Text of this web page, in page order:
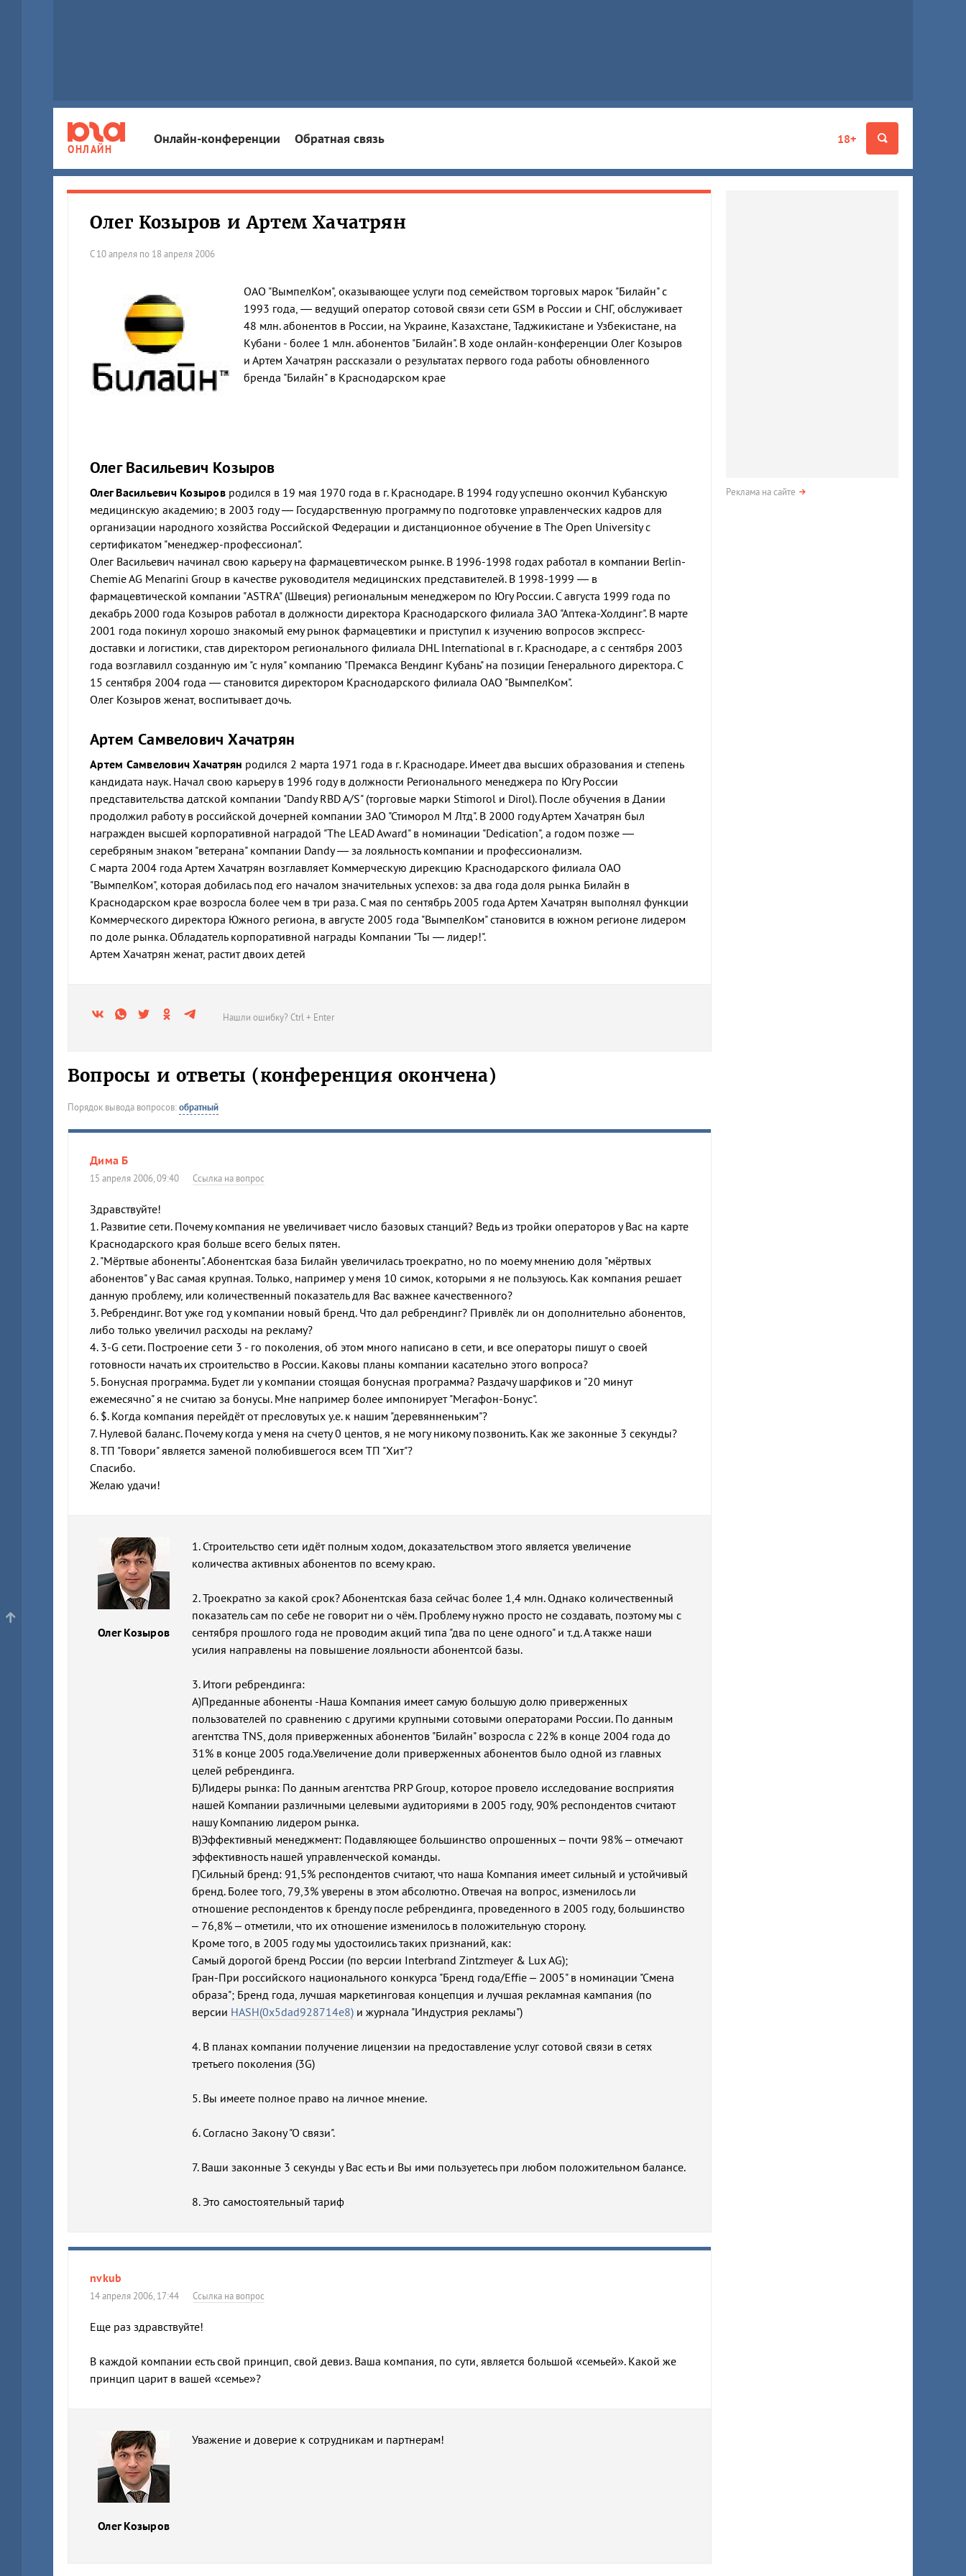
ОНЛАЙН
18+
Онлайн-конференции Обратная связь
Олег Козыров и Артем Хачатрян
С 10 апреля по 18 апреля 2006
ОАО "ВымпелКом", оказывающее услуги под семейством торговых марок "Билайн" с
1993 года, — ведущий оператор сотовой связи сети GSM в России и СНГ, обслуживает
48 млн. абонентов в России, на Украине, Казахстане, Таджикистане и Узбекистане, на
Кубани - более 1 млн. абонентов "Билайн". В ходе онлайн-конференции Олег Козыров
и Артем Хачатрян рассказали о результатах первого года работы обновленного
бренда "Билайн" в Краснодарском крае
Олег Васильевич Козыров
Олег Васильевич Козыровродился в 19 мая 1970 года в г. Краснодаре. В 1994 году успешно окончил Кубанскую
медицинскую академию; в 2003 году — Государственную программу по подготовке управленческих кадров для
организации народного хозяйства Российской Федерации и дистанционное обучение в The Open University с
сертификатом "менеджер-профессионал".
Олег Васильевич начинал свою карьеру на фармацевтическом рынке. В 1996-1998 годах работал в компании Berlin-
Chemie AG Menarini Group в качестве руководителя медицинских представителей. В 1998-1999 — в
фармацевтической компании "ASTRA" (Швеция) региональным менеджером по Югу России. С августа 1999 года по
декабрь 2000 года Козыров работал в должности директора Краснодарского филиала ЗАО "Аптека-Холдинг". В марте
2001 года покинул хорошо знакомый ему рынок фармацевтики и приступил к изучению вопросов экспресс-
доставки и логистики, став директором регионального филиала DHL International в г. Краснодаре, а с сентября 2003
года возглавилл созданную им "с нуля" компанию "Премакса Вендинг Кубань" на позиции Генерального директора. С
15 сентября 2004 года — становится директором Краснодарского филиала ОАО "ВымпелКом".
Олег Козыров женат, воспитывает дочь.
Артем Самвелович Хачатрян
Артем Самвелович Хачатрян родился 2 марта 1971 года в г. Краснодаре. Имеет два высших образования и степень
кандидата наук. Начал свою карьеру в 1996 году в должности Регионального менеджера по Югу России
представительства датской компании "Dandy RBD A/S" (торговые марки Stimorol и Dirol). После обучения в Дании
продолжил работу в российской дочерней компании ЗАО "Стиморол М Лтд". В 2000 году Артем Хачатрян был
награжден высшей корпоративной наградой "The LEAD Award" в номинации "Dedication", а годом позже —
серебряным знаком "ветерана" компании Dandy — за лояльность компании и профессионализм.
С марта 2004 года Артем Хачатрян возглавляет Коммерческую дирекцию Краснодарского филиала ОАО
"ВымпелКом", которая добилась под его началом значительных успехов: за два года доля рынка Билайн в
Краснодарском крае возросла более чем в три раза. С мая по сентябрь 2005 года Артем Хачатрян выполнял функции
Коммерческого директора Южного региона, в августе 2005 года "ВымпелКом" становится в южном регионе лидером
по доле рынка. Обладатель корпоративной награды Компании "Ты — лидер!".
Артем Хачатрян женат, растит двоих детей
Нашли ошибку? Ctrl + Enter
Вопросы и ответы (конференция окончена)
Порядок вывода вопросов:обратный
Дима Б
15 апреля 2006, 09:40 Ссылка на вопрос
Здравствуйте!
1. Развитие сети. Почему компания не увеличивает число базовых станций? Ведь из тройки операторов у Вас на карте
Краснодарского края больше всего белых пятен.
2. "Мёртвые абоненты". Абонентская база Билайн увеличилась троекратно, но по моему мнению доля "мёртвых
абонентов" у Вас самая крупная. Только, например у меня 10 симок, которыми я не пользуюсь. Как компания решает
данную проблему, или количественный показатель для Вас важнее качественного?
3. Ребрендинг. Вот уже год у компании новый бренд. Что дал ребрендинг? Привлёк ли он дополнительно абонентов,
либо только увеличил расходы на рекламу?
4. 3-G сети. Построение сети 3 - го поколения, об этом много написано в сети, и все операторы пишут о своей
готовности начать их строительство в России. Каковы планы компании касательно этого вопроса?
5. Бонусная программа. Будет ли у компании стоящая бонусная программа? Раздачу шарфиков и "20 минут
ежемесячно" я не считаю за бонусы. Мне например более импонирует "Мегафон-Бонус".
6. $. Когда компания перейдёт от пресловутых у.е. к нашим "деревянненьким"?
7. Нулевой баланс. Почему когда у меня на счету 0 центов, я не могу никому позвонить. Как же законные 3 секунды?
8. ТП "Говори" является заменой полюбившегося всем ТП "Хит"?
Спасибо.
Желаю удачи!
Олег Козыров
1. Строительство сети идёт полным ходом, доказательством этого является увеличение
количества активных абонентов по всему краю.
2. Троекратно за какой срок? Абонентская база сейчас более 1,4 млн. Однако количественный
показатель сам по себе не говорит ни о чём. Проблему нужно просто не создавать, поэтому мы с
сентября прошлого года не проводим акций типа "два по цене одного" и т.д. А также наши
усилия направлены на повышение лояльности абонентсой базы.
3. Итоги ребрендинга:
А)Преданные абоненты -Наша Компания имеет самую большую долю приверженных
пользователей по сравнению с другими крупными сотовыми операторами России. По данным
агентства TNS, доля приверженных абонентов "Билайн" возросла с 22% в конце 2004 года до
31% в конце 2005 года.Увеличение доли приверженных абонентов было одной из главных
целей ребрендинга.
Б)Лидеры рынка: По данным агентства PRP Group, которое провело исследование восприятия
нашей Компании различными целевыми аудиториями в 2005 году, 90% респондентов считают
нашу Компанию лидером рынка.
В)Эффективный менеджмент: Подавляющее большинство опрошенных – почти 98% – отмечают
эффективность нашей управленческой команды.
Г)Сильный бренд: 91,5% респондентов считают, что наша Компания имеет сильный и устойчивый
бренд. Более того, 79,3% уверены в этом абсолютно. Отвечая на вопрос, изменилось ли
отношение респондентов к бренду после ребрендинга, проведенного в 2005 году, большинство
– 76,8% – отметили, что их отношение изменилось в положительную сторону.
Кроме того, в 2005 году мы удостоились таких признаний, как:
Самый дорогой бренд России (по версии Interbrand Zintzmeyer & Lux AG);
Гран-При российского национального конкурса "Бренд года/Effie – 2005" в номинации "Смена
образа"; Бренд года, лучшая маркетинговая концепция и лучшая рекламная кампания (по
версии HASH(0x5dad928714e8) и журнала "Индустрия рекламы")
4. В планах компании получение лицензии на предоставление услуг сотовой связи в сетях
третьего поколения (3G)
5. Вы имеете полное право на личное мнение.
6. Согласно Закону "О связи".
7. Ваши законные 3 секунды у Вас есть и Вы ими пользуетесь при любом положительном балансе.
8. Это самостоятельный тариф
nvkub
14 апреля 2006, 17:44 Ссылка на вопрос
Еще раз здравствуйте!
В каждой компании есть свой принцип, свой девиз. Ваша компания, по сути, является большой «семьей». Какой же
принцип царит в вашей «семье»?
Олег Козыров
Уважение и доверие к сотрудникам и партнерам!
Реклама на сайте